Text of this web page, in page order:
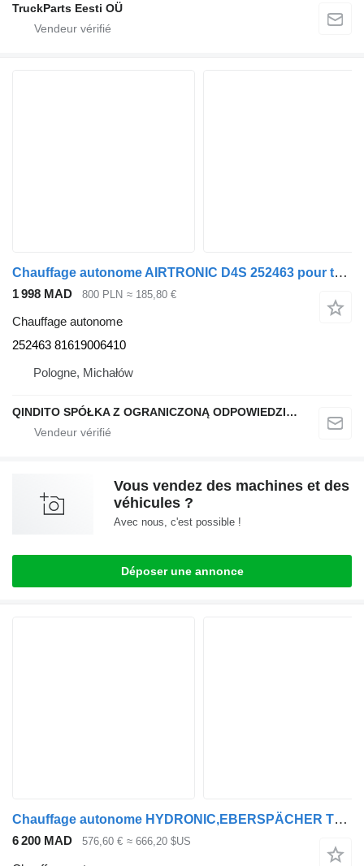
TruckParts Eesti OÜ
Chauffage autonome AIRTRONIC D4S 252463 pour tracteur routier MAN TGL, TGM, TGS, TGX
1 998 MAD 800 PLN ≈ 185,80 €
Chauffage autonome
252463 81619006410
Pologne, Michałów
QINDITO SPÓŁKA Z OGRANICZONĄ ODPOWIEDZIALNOŚCIĄ
Vous vendez des machines et des
véhicules ?
Avec nous, c'est possible !
Déposer une annonce
Chauffage autonome HYDRONIC,EBERSPÄCHER TGM 18.290 (01.05-) 252435 pour tracteur routier MAN TGL, TGM, TGS, TGX (2005-2021)
6 200 MAD 576,60 € ≈ 666,20 $US